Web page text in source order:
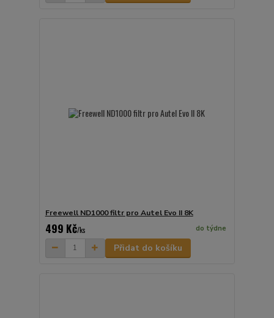
Freewell ND1000 filtr pro Autel Evo II 8K
499 Kč/ks do týdne
Přidat do košíku